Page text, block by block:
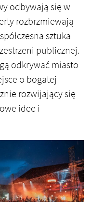
odbywają się w
rozbrzmiewają
sztuka
publicznej.
odkrywać miasto
o bogatej
rozwijający się
idee i